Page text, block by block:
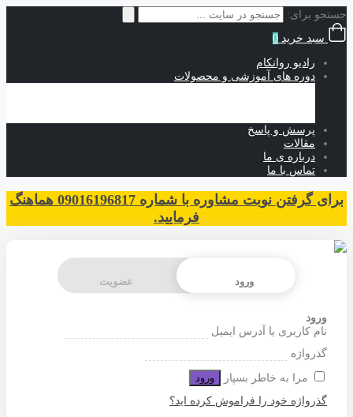
جستجو برای:
سبد خرید 0
رادیو روانکام
دوره های آموزشی و محصولات
پرسش و پاسخ
مقالات
درباره ی ما
تماس با ما
برای گرفتن نوبت مشاوره با شماره 09016196817 هماهنگ
فرمایید.
ورود عضویت
ورود
نام کاربری یا آدرس ایمیل
گذرواژه
مرا به خاطر بسپار
ورود
گذرواژه خود را فراموش کرده اید؟